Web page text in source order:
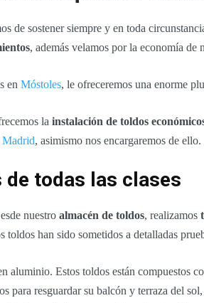
de sostener siempre y en toda
, además velamos por la economía de
en Móstoles, le ofreceremos una enorme
la instalación de toldos
Madrid, asimismo nos encargaremos de ello.
de todas las clases
nuestro almacén de toldos, realizamos
toldos han sido sometidos a detalladas
aluminio. Estos toldos están compuestos
para resguardar su balcón y terraza del